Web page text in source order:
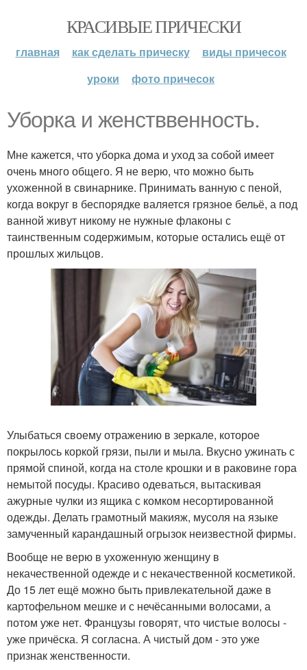
КРАСИВЫЕ ПРИЧЕСКИ
главная как сделать прическу
виды причесок
уроки
фото причесок
Уборка и женстввенность.
Мне кажется, что уборка дома и уход за собой имеет
очень много общего. Я не верю, что можно быть
ухоженной в свинарнике. Принимать ванную с пеной,
когда вокруг в беспорядке валяется грязное бельё, а под
ванной живут никому не нужные флаконы с
таинственным содержимым, которые остались ещё от
прошлых жильцов.
Улыбаться своему отражению в зеркале, которое
покрылось коркой грязи, пыли и мыла. Вкусно ужинать с
прямой спиной, когда на столе крошки и в раковине гора
немытой посуды. Красиво одеваться, вытаскивая
ажурные чулки из ящика с комком несортированной
одежды. Делать грамотный макияж, мусоля на языке
замученный карандашный огрызок неизвестной фирмы.
Вообще не верю в ухоженную женщину в
некачественной одежде и с некачественной косметикой.
До 15 лет ещё можно быть привлекательной даже в
картофельном мешке и с нечёсанными волосами, а
потом уже нет. Французы говорят, что чистые волосы -
уже причёска. Я согласна. А чистый дом - это уже
признак женственности.